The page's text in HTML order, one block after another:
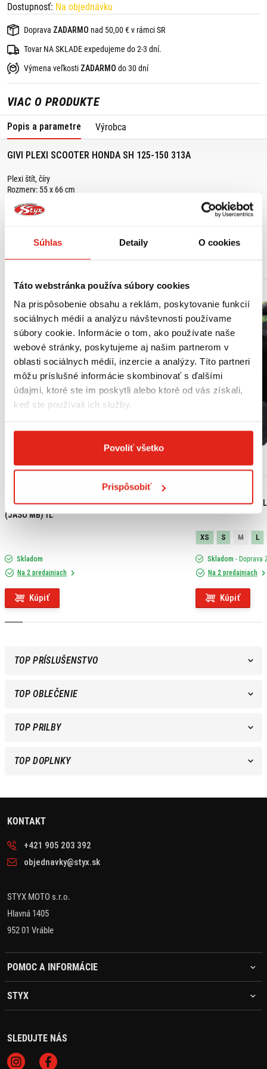
Súhlas Detaily O cookies
Táto webstránka používa súbory cookies
Na prispôsobenie obsahu a reklám, poskytovanie funkcií
sociálnych médií a analýzu návštevnosti používame
súbory cookie. Informácie o tom, ako používate naše
webové stránky, poskytujeme aj našim partnerom v
oblasti sociálnych médií, inzercie a analýzy. Títo partneri
môžu príslušné informácie skombinovať s ďalšími
údajmi, ktoré ste im poskytli alebo ktoré od vás získali,
keď ste používali ich služby.
Povoliť všetko
Prispôsobiť
Dostupnosť: Na objednávku
Doprava ZADARMO nad 50,00 € v rámci SR
Tovar NA SKLADE expedujeme do 2-3 dní.
Výmena veľkosti ZADARMO do 30 dní
VIAC O PRODUKTE
Popis a parametre Výrobca
GIVI PLEXI SCOOTER HONDA SH 125-150 313A
Plexi štít, číry
Rozmery: 55 x 66 cm
Vhodné pre: HONDA SH 125/150 (05-08) k montáži je potrebná sada A311A
SH 125/150 (09-12) k montáži je potrebná sada A315A
MOHLO BY SA VÁM PÁČIŤ
HONDA ORIGINAL MOTOROVÝ OLEJ 10W-30 MB
(JASO MB) 1L
Skladom
Na 2 predajniach
Kúpiť
SHIRO ENDURO
XS S M L
Skladom - Doprava
Na 2 predajniach
Kúpiť
TOP PRÍSLUŠENSTVO
TOP OBLEČENIE
TOP PRILBY
TOP DOPLNKY
KONTAKT
+421 905 203 392
objednavky@styx.sk
STYX MOTO s.r.o.
Hlavná 1405
952 01 Vráble
POMOC A INFORMÁCIE
STYX
SLEDUJTE NÁS